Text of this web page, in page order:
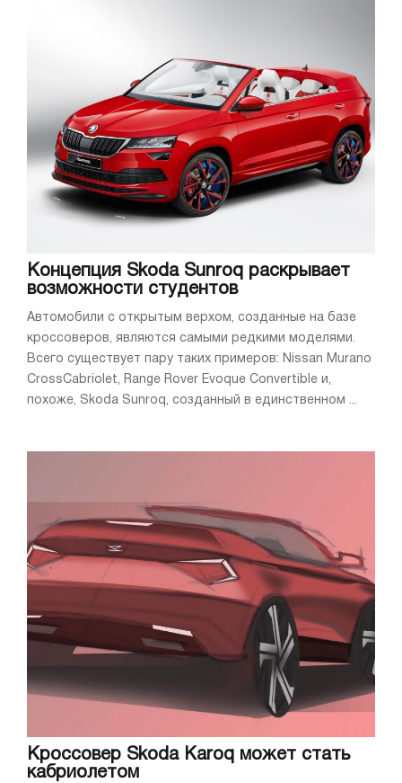
Концепция Skoda Sunroq раскрывает
возможности студентов
Автомобили с открытым верхом, созданные на базе
кроссоверов, являются самыми редкими моделями.
Всего существует пару таких примеров: Nissan Murano
CrossCabriolet, Range Rover Evoque Convertible и,
похоже, Skoda Sunroq, созданный в единственном ...
Кроссовер Skoda Karoq может стать
кабриолетом